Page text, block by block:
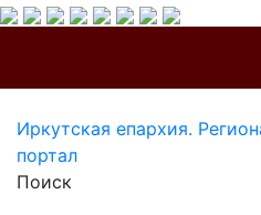
Иркутская епархия.
портал
Поиск